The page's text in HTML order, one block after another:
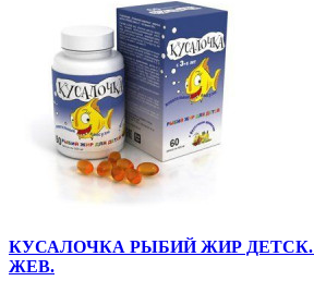
КУСАЛОЧКА РЫБИЙ ЖИР ДЕТСК.
ЖЕВ.